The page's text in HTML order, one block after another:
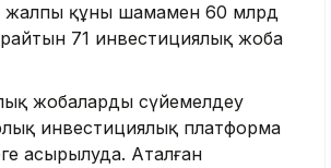
жалпы құны шамамен 60 млрд
71 инвестициялық жоба
жобаларды сүйемелдеу
инвестициялық платформа
асырылуда. Аталған